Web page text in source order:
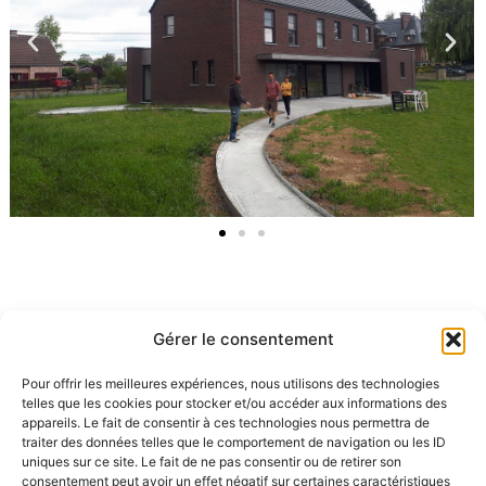
Gérer le consentement
Pour offrir les meilleures expériences, nous utilisons des technologies
telles que les cookies pour stocker et/ou accéder aux informations des
appareils. Le fait de consentir à ces technologies nous permettra de
traiter des données telles que le comportement de navigation ou les ID
uniques sur ce site. Le fait de ne pas consentir ou de retirer son
consentement peut avoir un effet négatif sur certaines caractéristiques